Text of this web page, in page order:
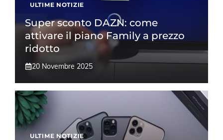
ULTIME NOTIZIE
Super sconto DAZN: come
attivare il piano Family a prezzo
ridotto
20 Novembre 2025
ULTIME NOTIZIE